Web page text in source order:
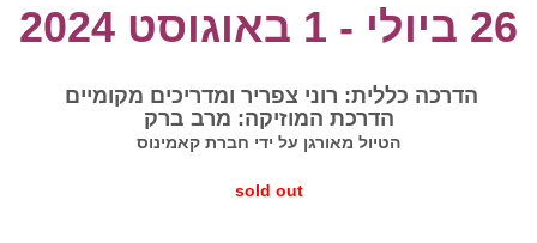
26 ביולי - 1 באוגוסט 2024
הדרכה כללית: רוני צפריר ומדריכים מקומיים
הדרכת המוזיקה: מרב ברק
הטיול מאורגן על ידי חברת קאמינוס
sold out